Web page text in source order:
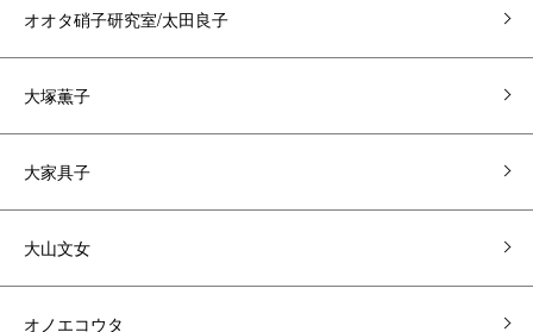
オオタ硝子研究室/太田良子
大塚薫子
大家具子
大山文女
オノエコウタ